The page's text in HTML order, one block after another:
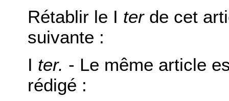
Rétablir le I terde cet
suivante :
I ter. - Le même article
rédigé :